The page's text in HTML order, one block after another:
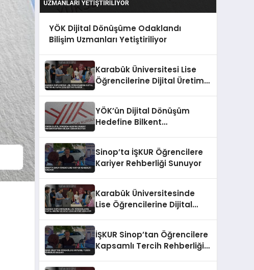
YÖK Dijital Dönüşüme Odaklandı
Bilişim Uzmanları Yetiştiriliyor
Karabük Üniversitesi Lise
Öğrencilerine Dijital Üretim
YÖK’ün Dijital Dönüşüm
Hedefine Bilkent
Sinop’ta İŞKUR Öğrencilere
Kariyer Rehberliği Sunuyor
Karabük Üniversitesinde
Lise Öğrencilerine Dijital
İŞKUR Sinop’tan Öğrencilere
Kapsamlı Tercih Rehberliği